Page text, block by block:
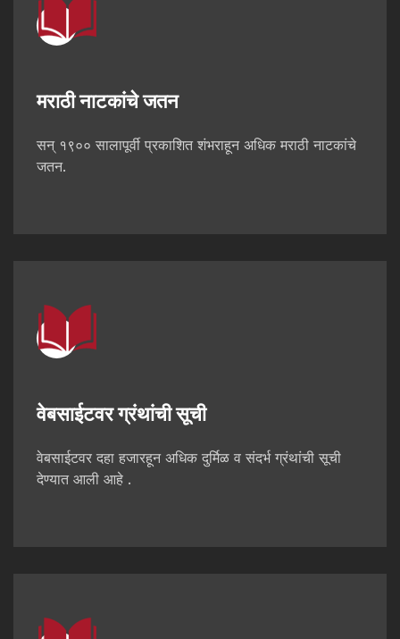
मराठी नाटकांचे जतन
सन् १९०० सालापूर्वी प्रकाशित शंभराहून अधिक मराठी नाटकांचे
जतन.
वेबसाईटवर ग्रंथांची सूची
वेबसाईटवर दहा हजारहून अधिक दुर्मिळ व संदर्भ ग्रंथांची सूची
देण्यात आली आहे .